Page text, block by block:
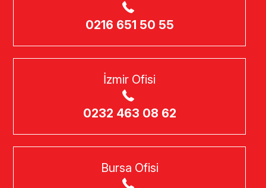
0216 651 50 55
İzmir Ofisi
0232 463 08 62
Bursa Ofisi